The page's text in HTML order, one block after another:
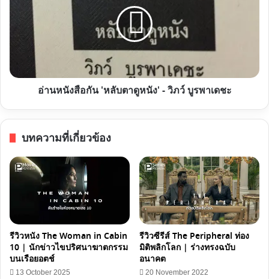
ลุง
เลียม
จุง
'หลับตา
ดู
หนัง'
-
วิภว์
เดชะ
อ่านหนังสือกัน 'หลับตาดูหนัง' - วิภว์ บูรพาเดชะ
บทความที่เกี่ยวข้อง
รีวิวหนัง The Woman in Cabin
10 | นักข่าวไขปริศนาฆาตกรรม
บนเรือยอตช์
13 October 2025
รีวิวซีรีส์ The Peripheral ท่อง
มิติพลิกโลก | ร่างทรงฉบับ
อนาคต
20 November 2022